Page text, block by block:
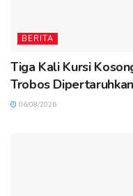
BERITA
Tiga Kali Kursi
Trobos Dipertaruhkan
06/08/2026